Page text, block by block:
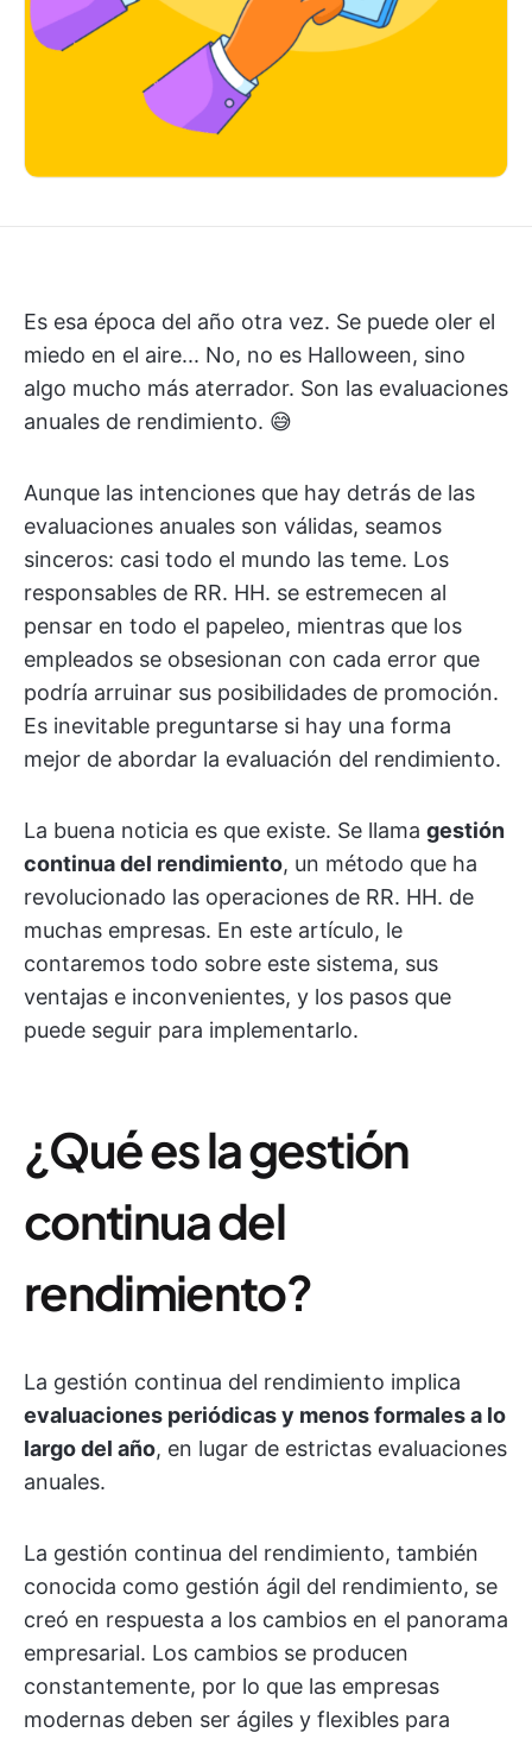
Es esa época del año otra vez. Se puede oler el
miedo en el aire... No, no es Halloween, sino
algo mucho más aterrador. Son las evaluaciones
anuales de rendimiento. 😅
Aunque las intenciones que hay detrás de las
evaluaciones anuales son válidas, seamos
sinceros: casi todo el mundo las teme. Los
responsables de RR. HH. se estremecen al
pensar en todo el papeleo, mientras que los
empleados se obsesionan con cada error que
podría arruinar sus posibilidades de promoción.
Es inevitable preguntarse si hay una forma
mejor de abordar la evaluación del rendimiento.
La buena noticia es que existe. Se llama gestión
continua del rendimiento, un método que ha
revolucionado las operaciones de RR. HH. de
muchas empresas. En este artículo, le
contaremos todo sobre este sistema, sus
ventajas e inconvenientes, y los pasos que
puede seguir para implementarlo.
¿Qué es la gestión
continua del
rendimiento?
La gestión continua del rendimiento implica
evaluaciones periódicas y menos formales a lo
largo del año, en lugar de estrictas evaluaciones
anuales.
La gestión continua del rendimiento, también
conocida como gestión ágil del rendimiento, se
creó en respuesta a los cambios en el panorama
empresarial. Los cambios se producen
constantemente, por lo que las empresas
modernas deben ser ágiles y flexibles para